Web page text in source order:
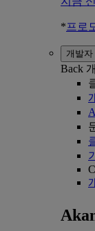
*프로
개발자
Back